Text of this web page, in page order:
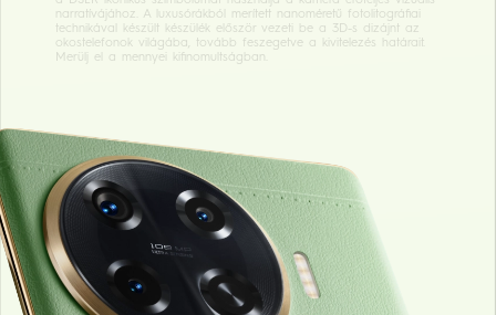
narratívájához. A luxusórákból merített nanoméretű fotolitográfiai
technikával készült készülék először vezeti be a 3D-s dizájnt az
okostelefonok világába, tovább feszegetve a kivitelezés határait.
Merülj el a mennyei kifinomultságban.